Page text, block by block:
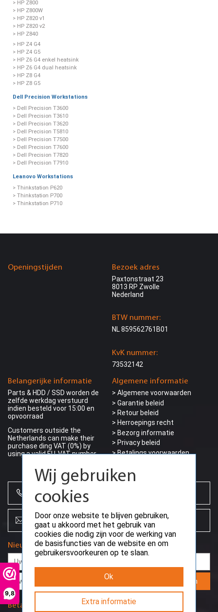
9,8
> HP Z800
> HP Z800W
> HP Z820 v1
> HP Z820 v2
> HP Z840
> HP Z4 G4
> HP Z4 G5
> HP Z6 G4 enkel heatsink
> HP Z6 G4 dual heatsink
> HP Z8 G4
> HP Z8 G5
Dell Precision Workstations
> Dell Precision T3600
> Dell Precision T3610
> Dell Precision T3620
> Dell Precision T5810
> Dell Precision T7500
> Dell Precision T7600
> Dell Precision T7820
> Dell Precision T7910
Leanovo Workstations
> Thinkstation P620
> Thinkstation P700
> Thinkstation P710
Openingstijden
Belangerijke informatie
Parts & HDD / SSD worden de
zelfde werkdag verstuurd
indien besteld voor 15:00 en
opvoorraad
Customers outside the
Netherlands can make their
purchase ding VAT (0%) by
using a valid EU-VAT number
Algemene informatie
> Algemene voorwaarden
> Garantie beleid
> Retour beleid
> Herroepings recht
> Bezorg informatie
> Privacy beleid
> Betalings voorwaarden
Bezoek adres
Paxtonstraat 23
8013 RP Zwolle
Nederland
BTW nummer:
NL 859562761B01
KvK nummer:
73532142
+31 (0)85 864 0777
info@creoserver.com
Nieuwsbrief
Aanmelden
Betaalmethodes
Wij gebruiken
cookies
Door onze website te blijven gebruiken,
gaat u akkoord met het gebruik van
cookies die nodig zijn voor de werking van
de basisfuncties van de website en om
gebruikersvoorkeuren op te slaan.
Ok
Extra informatie